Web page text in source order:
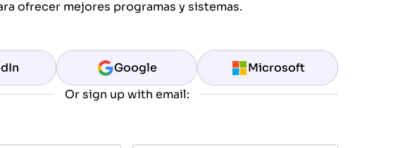
ofrecer mejores programas y sistemas.
Google Microsoft
Or sign up with email: